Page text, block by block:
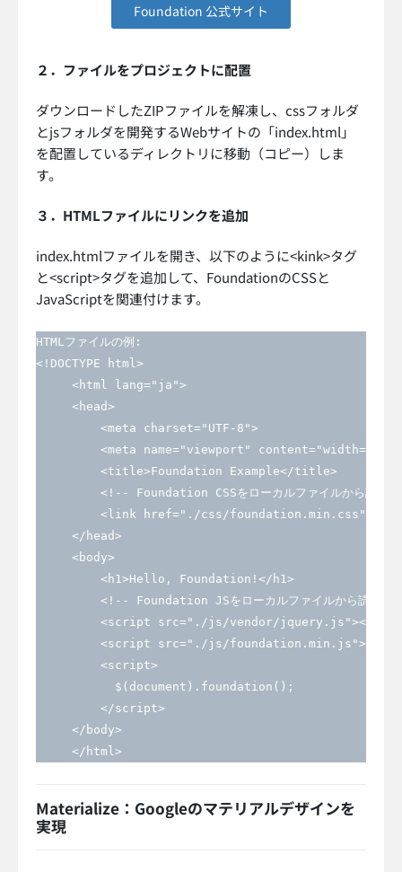
Foundation 公式サイト
２．ファイルをプロジェクトに配置
ダウンロードしたZIPファイルを解凍し、cssフォルダ
とjsフォルダを開発するWebサイトの「index.html」
を配置しているディレクトリに移動（コピー）しま
す。
３．HTMLファイルにリンクを追加
index.htmlファイルを開き、以下のように<kink>タグ
と<script>タグを追加して、FoundationのCSSと
JavaScriptを関連付けます。
HTMLファイルの例:
<!DOCTYPE html>
     <html lang="ja">
     <head>
         <meta charset="UTF-8">
<meta name="viewport"
         <title>Foundation Example</title>
<!-- Foundation CSSをローカルファイルから読み
<link href="./css/foundation.min.css"
     </head>
     <body>
         <h1>Hello, Foundation!</h1>
<!-- Foundation JSをローカルファイルから読み込
<script src="./js/vendor/jquery.js"></
<script src="./js/foundation.min.js"></
         <script>
           $(document).foundation();
         </script>
     </body>
     </html>
Materialize：Googleのマテリアルデザインを
実現